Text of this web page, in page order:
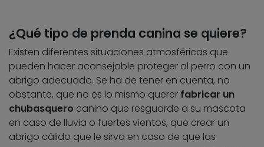
¿Qué tipo de prenda canina se quiere?
Existen diferentes situaciones atmosféricas que
pueden hacer aconsejable proteger al perro con un
abrigo adecuado. Se ha de tener en cuenta, no
obstante, que no es lo mismo querer fabricar un
chubasquero canino que resguarde a su mascota
en caso de lluvia o fuertes vientos, que crear un
abrigo cálido que le sirva en caso de que las